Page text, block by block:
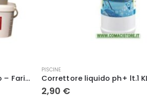
KIT trattamento fogliare + suolo – Farina di Basalto XF/1Kg XM/5Kg FP/0.5Lt
PISCINE
Correttore liquido ph+ lt.1
2,90 €